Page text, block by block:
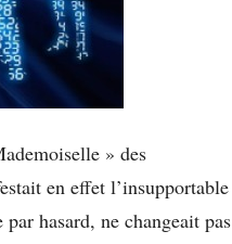
» des
en effet l’insupportable
hasard, ne changeait pas